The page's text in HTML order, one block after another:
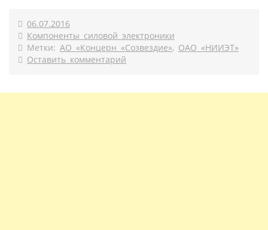
06.07.2016
Компоненты силовой электроники
Метки: АО «Концерн «Созвездие», ОАО «НИИЭТ»
Оставить комментарий